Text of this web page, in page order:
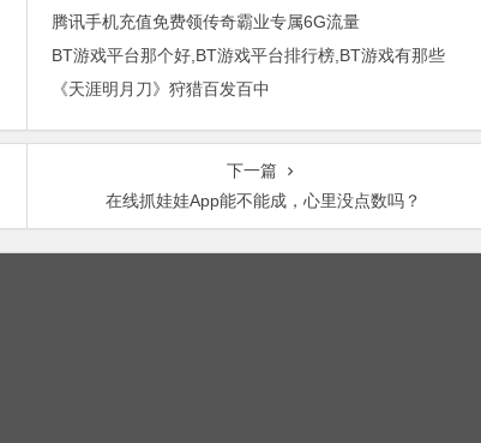
腾讯手机充值免费领传奇霸业专属6G流量
BT游戏平台那个好,BT游戏平台排行榜,BT游戏有那些
《天涯明月刀》狩猎百发百中
下一篇
在线抓娃娃App能不能成，心里没点数吗？